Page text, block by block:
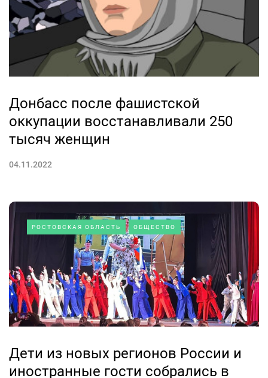
Донбасс после фашистской
оккупации восстанавливали 250
тысяч женщин
04.11.2022
РОСТОВСКАЯ ОБЛАСТЬ ОБЩЕСТВО
Дети из новых регионов России и
иностранные гости собрались в